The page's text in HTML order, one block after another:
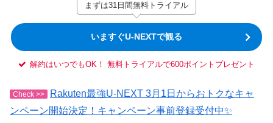
まずは31日間無料トライアル
いますぐU-NEXTで観る
解約はいつでもOK！ 無料トライアルで600ポイントプレゼント
Check >>
Rakuten最強U-NEXT 3月1日からおトクなキャ
ンペーン開始決定！キャンペーン事前登録受付中✨